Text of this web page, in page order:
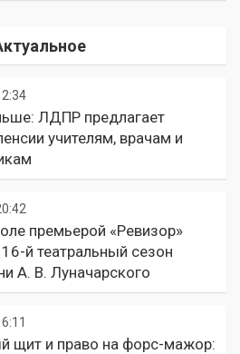
ЛДПР предлагает
учителям, врачам и
премьерой «Ревизор»
й театральный сезон
А. В. Луначарского
щит и право на форс-мажор: